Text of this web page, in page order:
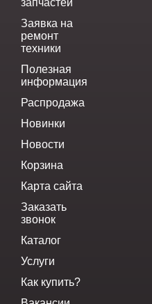
запчастей
Заявка на
ремонт
техники
Полезная
информация
Распродажа
Новинки
Новости
Корзина
Карта сайта
Заказать
звонок
Каталог
Услуги
Как купить?